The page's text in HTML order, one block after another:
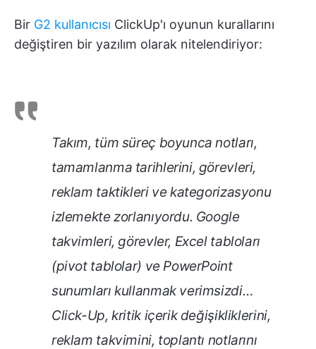
Bir G2 kullanıcısı ClickUp'ı oyunun kurallarını
değiştiren bir yazılım olarak nitelendiriyor:
Takım, tüm süreç boyunca notları,
tamamlanma tarihlerini, görevleri,
reklam taktikleri ve kategorizasyonu
izlemekte zorlanıyordu. Google
takvimleri, görevler, Excel tabloları
(pivot tablolar) ve PowerPoint
sunumları kullanmak verimsizdi…
Click-Up, kritik içerik değişikliklerini,
reklam takvimini, toplantı notlarını